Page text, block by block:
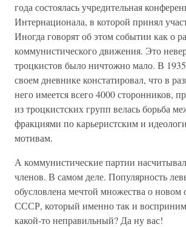
года состоялась учредительная
Интернационала, в которой принял
Иногда говорят об этом событии как о
коммунистического движения. Это
троцкистов было ничтожно мало. В
своем дневнике констатировал, что в
него имеется всего 4000 сторонников,
из троцкистских групп велась борьба
фракциями по карьеристским и
мотивам.
А коммунистические партии
членов. В самом деле. Популярность
обусловлена мечтой множества о
СССР, который именно так и
какой-то неправильный? Да ну вас!